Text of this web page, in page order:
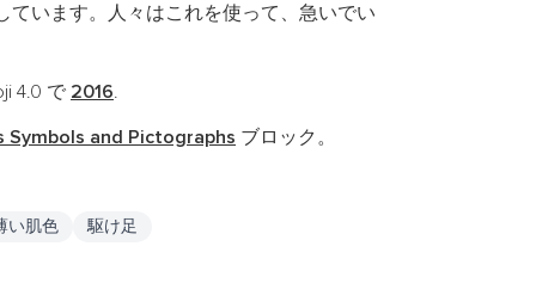
います。人々はこれを使って、急いでい
4.0 で 2016.
Symbols and Pictographs ブロック。
い肌色 駆け足